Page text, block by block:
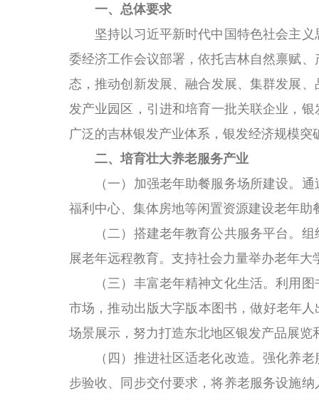
一、总体要求
坚持以习近平新时代中国特色社会主义
委经济工作会议部署，依托吉林自然禀赋
态，推动创新发展、融合发展、集群发展
发产业园区，引进和培育一批关联企业，
广泛的吉林银发产业体系，银发经济规模突
二、培育壮大养老服务产业
（一）加强老年助餐服务场所建设。 通
福利中心、集体房地等闲置资源建设老年助
（二）搭建老年教育公共服务平台。 组
展老年远程教育。支持社会力量举办老年
（三）丰富老年精神文化生活。利用图
市场，推动出版大字版本图书，做好老年
场景展示，努力打造东北地区银发产品展览
（四）推进社区适老化改造。强化养老
步验收、同步交付要求，将养老服务设施